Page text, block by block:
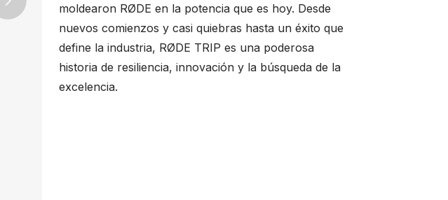
Next
moldearon RØDE en la potencia que es hoy. Desde
nuevos comienzos y casi quiebras hasta un éxito que
define la industria, RØDE TRIP es una poderosa
historia de resiliencia, innovación y la búsqueda de la
excelencia.